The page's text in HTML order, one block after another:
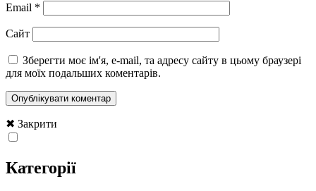
Email *
Сайт
Зберегти моє ім'я, e-mail, та адресу сайту в цьому браузері
для моїх подальших коментарів.
✖ Закрити
Категорії